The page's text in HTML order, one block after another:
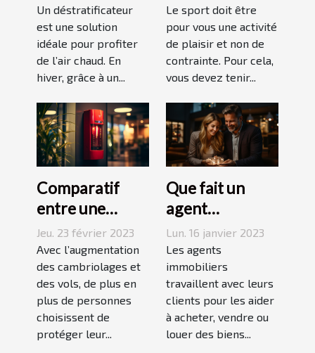
Un déstratificateur
est une solution
idéale pour profiter
de l’air chaud. En
hiver, grâce à un...
Le sport doit être
pour vous une activité
de plaisir et non de
contrainte. Pour cela,
vous devez tenir...
Comparatif
entre une
agence sécurité
et un système
d’alarme
Jeu. 23 février 2023
Avec l’augmentation
des cambriolages et
des vols, de plus en
plus de personnes
choisissent de
protéger leur...
Que fait un
agent
immobilier ?
Lun. 16 janvier 2023
Les agents
immobiliers
travaillent avec leurs
clients pour les aider
à acheter, vendre ou
louer des biens...